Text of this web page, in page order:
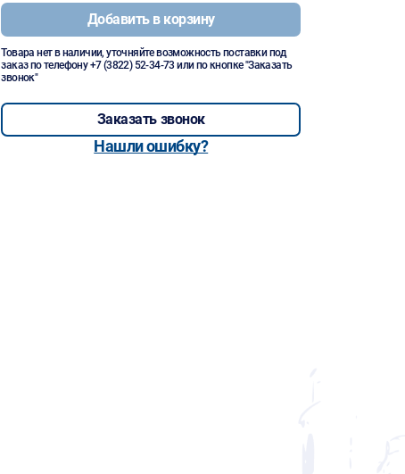
Добавить в корзину
Товара нет в наличии, уточняйте возможность поставки под
заказ по телефону+7 (3822) 52-34-73 или по кнопке "Заказать
звонок"
Заказать звонок
Нашли ошибку?